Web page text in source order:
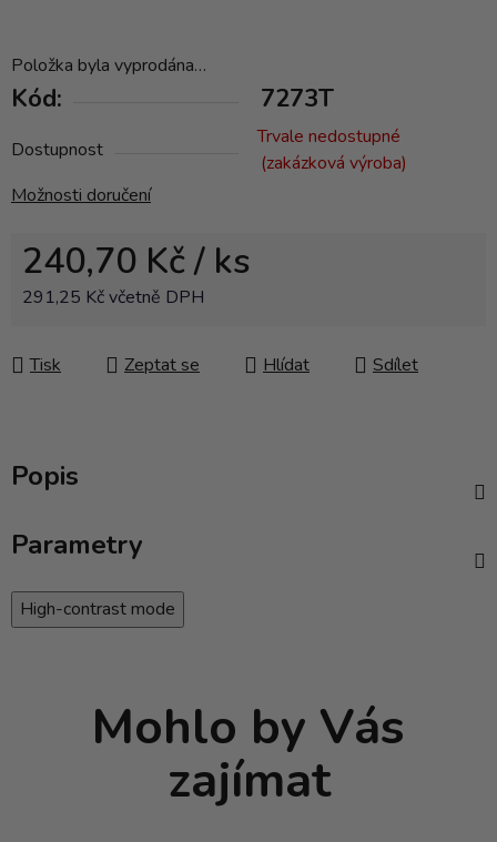
Položka byla vyprodána…
Kód: 7273T
Dostupnost
Trvale nedostupné
(zakázková výroba)
Možnosti doručení
240,70 Kč/ ks
291,25 Kč včetně DPH
Tisk
Zeptat se Hlídat Sdílet
Popis
Parametry
High-contrast mode
Mohlo by Vás
zajímat